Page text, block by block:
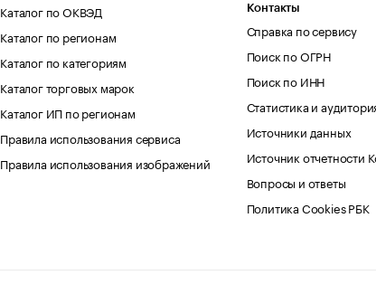
Каталог по ОКВЭД
Каталог по регионам
Каталог по категориям
Каталог торговых марок
Каталог ИП по регионам
Правила использования сервиса
Правила использования изображений
Контакты
Справка по сервису
Поиск по ОГРН
Поиск по ИНН
Статистика и
Источники данных
Источник отчетности
Вопросы и ответы
Политика Cookies РБК